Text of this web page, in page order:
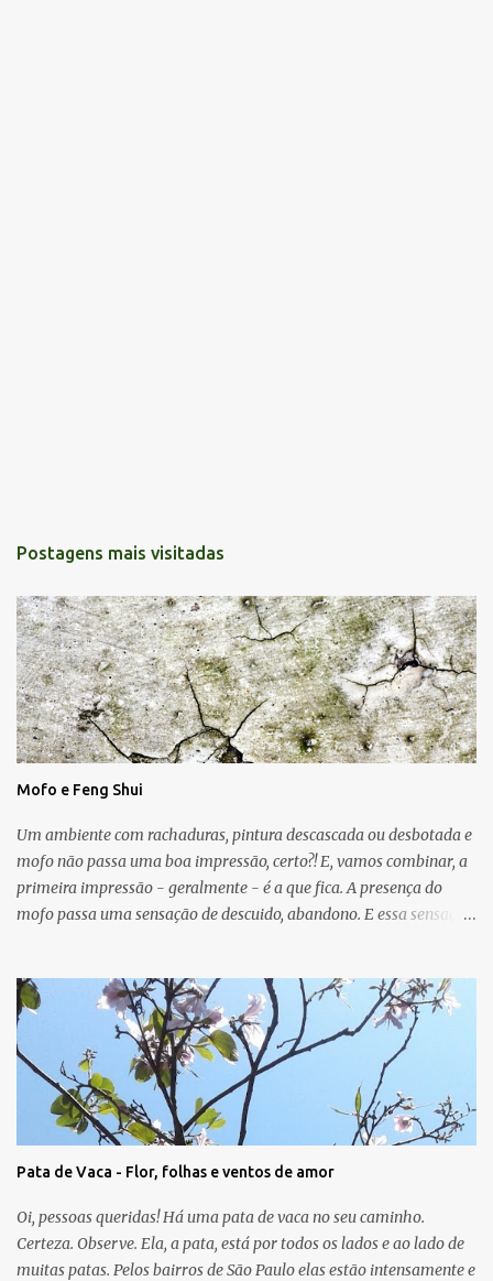
Postagens mais visitadas
Mofo e Feng Shui
Um ambiente com rachaduras, pintura descascada ou desbotada e
mofo não passa uma boa impressão, certo?! E, vamos combinar, a
primeira impressão - geralmente - é a que fica. A presença do
mofo passa uma sensação de descuido, abandono. E essa sensação,
devido as condições de umidade, falta de luz e falta de ventilação.
As manchas escuras podem aparecer nas paredes, no teto e até
mesmo no chão e, em geral, o mofo é causado por micro-
organismos (fungos, algas) que se proliferam com a umidade.
Para o Feng Shui, o mofo pode ser um sinal de que a energia do
guá em que ele aparece não vai bem. A casa pode mostrar, por
meio dessa manifestação física, que o relacionamento, o sucesso, o
trabalho, a saúde, a criatividade, a família, os amigos e/ou a
espiritualidade precisam de atenção. A cura será uma nova
pintura, somada a melhor ventilação do ...
Pata de Vaca - Flor, folhas e ventos de amor
Oi, pessoas queridas! Há uma pata de vaca no seu caminho.
Certeza. Observe. Ela, a pata, está por todos os lados e ao lado de
muitas patas. Pelos bairros de São Paulo elas estão intensamente e